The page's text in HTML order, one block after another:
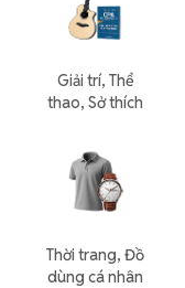
Giải trí, Thể
thao, Sở thích
Thời trang, Đồ
dùng cá nhân